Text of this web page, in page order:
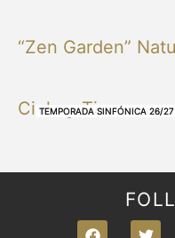
NUESTRAS BANDAS Y
NUESTRAS BANDAS Y
OTRAS MÚSICAS
NUESTRAS BANDAS Y
NUESTRAS BANDAS Y
TEMPORADA SINFÓNICA 26/27
TEMPORADA SINFÓNICA 26/27
“Zen Garden”
TEMPORADA SINFÓNICA 26/27
Cielo y Tierra
TEMPORADA SINFÓNICA 26/27